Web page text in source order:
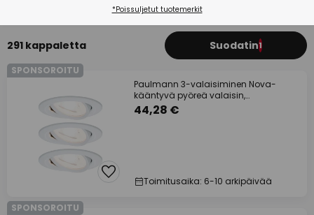
291 kappaletta Suodatin1
SPONSOROITU
Paulmann 3-valaisiminen Nova-
kääntyvä pyöreä valaisin,
mattavalkoinen, GU10,
44,28 €
Toimitusaika: 6-10 arkipäivää
SPONSOROITU
*Poissuljetut tuotemerkit